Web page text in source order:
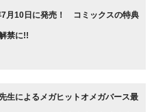
月10日に発売！ コミックスの特典
禁に!!
生によるメガヒットオメガバース最